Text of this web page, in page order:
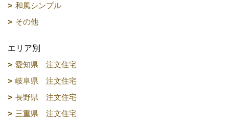
和風シンプル
その他
エリア別
愛知県 注文住宅
岐阜県 注文住宅
長野県 注文住宅
三重県 注文住宅